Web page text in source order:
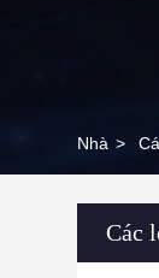
Nhà >
Các